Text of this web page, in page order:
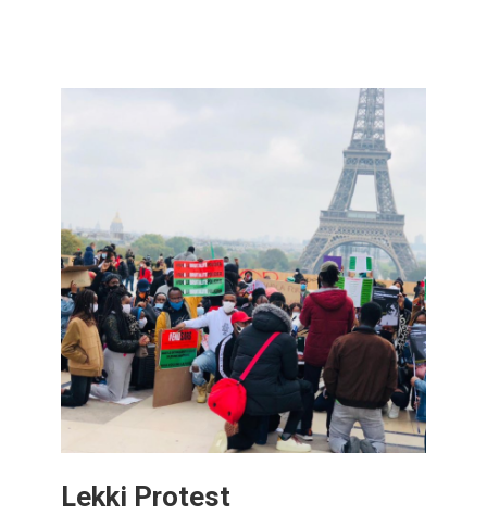
Lekki Protest